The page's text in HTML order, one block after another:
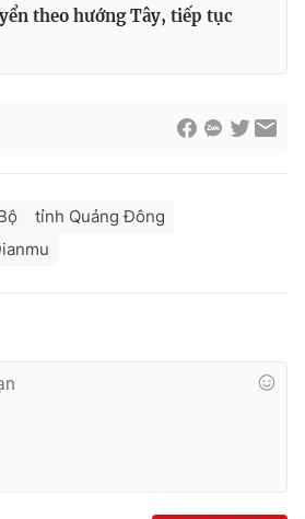
in và báo điện tử số 483/GP-BTTTT
7300.7108
theo hướng Tây, tiếp tục
tỉnh Quảng Đông